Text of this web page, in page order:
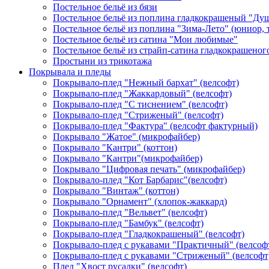
Постельное бельё из бязи
Постельное бельё из поплина гладкокрашеный
Постельное бельё из поплина "Зима-Лето" (юниор,
Постельное бельё из сатина "Мои любимые"
Постельное бельё из страйп-сатина
Простыни из трикотажа
Покрывала и пледы
Покрывало-плед "Нежный бархат" (велсофт)
Покрывало-плед "Жаккардовый" (велсофт)
Покрывало-плед "С тиснением" (велсофт)
Покрывало-плед "Стриженый" (велсофт)
Покрывало-плед "Фактура" (велсофт фактурный)
Покрывало "Жатое" (микрофайбер)
Покрывало "Кантри" (коттон)
Покрывало "Кантри"(микрофайбер)
Покрывало "Цифровая печать" (микрофайбер)
Покрывало-плед "Кот Барбарис"(велсофт)
Покрывало "Винтаж" (коттон)
Покрывало "Орнамент" (хлопок-жаккард)
Покрывало-плед "Вельвет" (велсофт)
Покрывало-плед "Бамбук" (велсофт)
Покрывало-плед "Гладкокрашеный" (велсофт)
Покрывало-плед с рукавами "Практичный"
Покрывало-плед с рукавами "Стриженый"
Плед "Хвост русалки" (велсофт)